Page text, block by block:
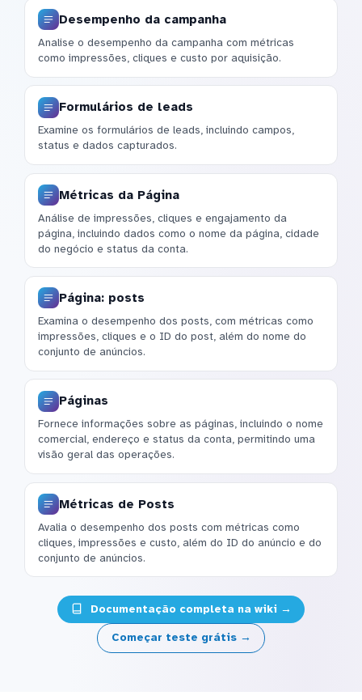
Desempenho da campanha
Analise o desempenho da campanha com métricas
como impressões, cliques e custo por aquisição.
Formulários de leads
Examine os formulários de leads, incluindo campos,
status e dados capturados.
Métricas da Página
Análise de impressões, cliques e engajamento da
página, incluindo dados como o nome da página, cidade
do negócio e status da conta.
Página: posts
Examina o desempenho dos posts, com métricas como
impressões, cliques e o ID do post, além do nome do
conjunto de anúncios.
Páginas
Fornece informações sobre as páginas, incluindo o nome
comercial, endereço e status da conta, permitindo uma
visão geral das operações.
Métricas de Posts
Avalia o desempenho dos posts com métricas como
cliques, impressões e custo, além do ID do anúncio e do
conjunto de anúncios.
Documentação completa na wiki →
Começar teste grátis →